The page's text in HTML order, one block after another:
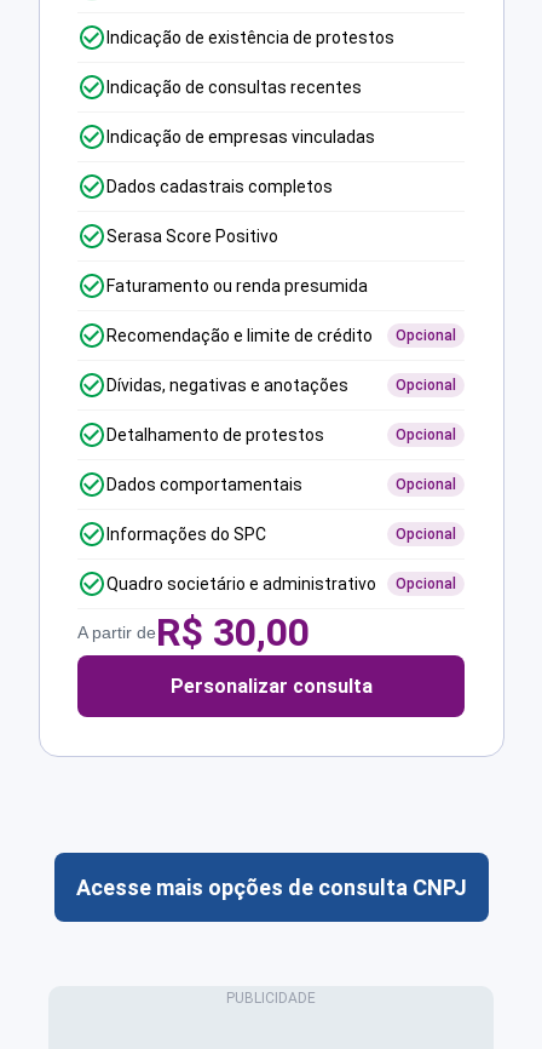
Indicação de existência de protestos
Indicação de consultas recentes
Indicação de empresas vinculadas
Dados cadastrais completos
Serasa Score Positivo
Faturamento ou renda presumida
Recomendação e limite de crédito Opcional
Dívidas, negativas e anotações Opcional
Detalhamento de protestos Opcional
Dados comportamentais Opcional
Informações do SPC Opcional
Quadro societário e administrativo Opcional
A partir deR$ 30,00
Personalizar consulta
Acesse mais opções de consulta CNPJ